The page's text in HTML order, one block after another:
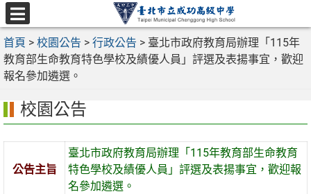
跳
至
主
要
內
選
單
首頁 > 校園公告 > 行政公告 > 臺北市政府教育局辦理「115年
教育部生命教育特色學校及績優人員」評選及表揚事宜，歡迎
報名參加遴選。
校園公告
公告主旨
臺北市政府教育局辦理「115年教育部生命教育
特色學校及績優人員」評選及表揚事宜，歡迎報
名參加遴選。